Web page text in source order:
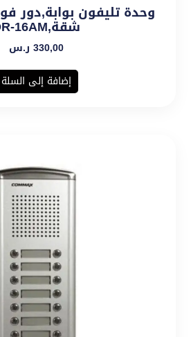
شقة,DR-16AM
330,00 ر.س
إضافة إلى السلة